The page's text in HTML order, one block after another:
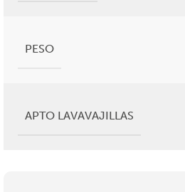
PESO
APTO LAVAVAJILLAS